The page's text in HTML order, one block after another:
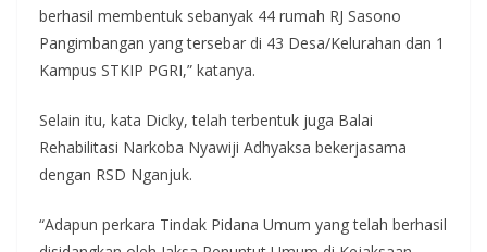
berhasil membentuk sebanyak 44 rumah RJ Sasono
Pangimbangan yang tersebar di 43 Desa/Kelurahan dan 1
Kampus STKIP PGRI,” katanya.
Selain itu, kata Dicky, telah terbentuk juga Balai
Rehabilitasi Narkoba Nyawiji Adhyaksa bekerjasama
dengan RSD Nganjuk.
“Adapun perkara Tindak Pidana Umum yang telah berhasil